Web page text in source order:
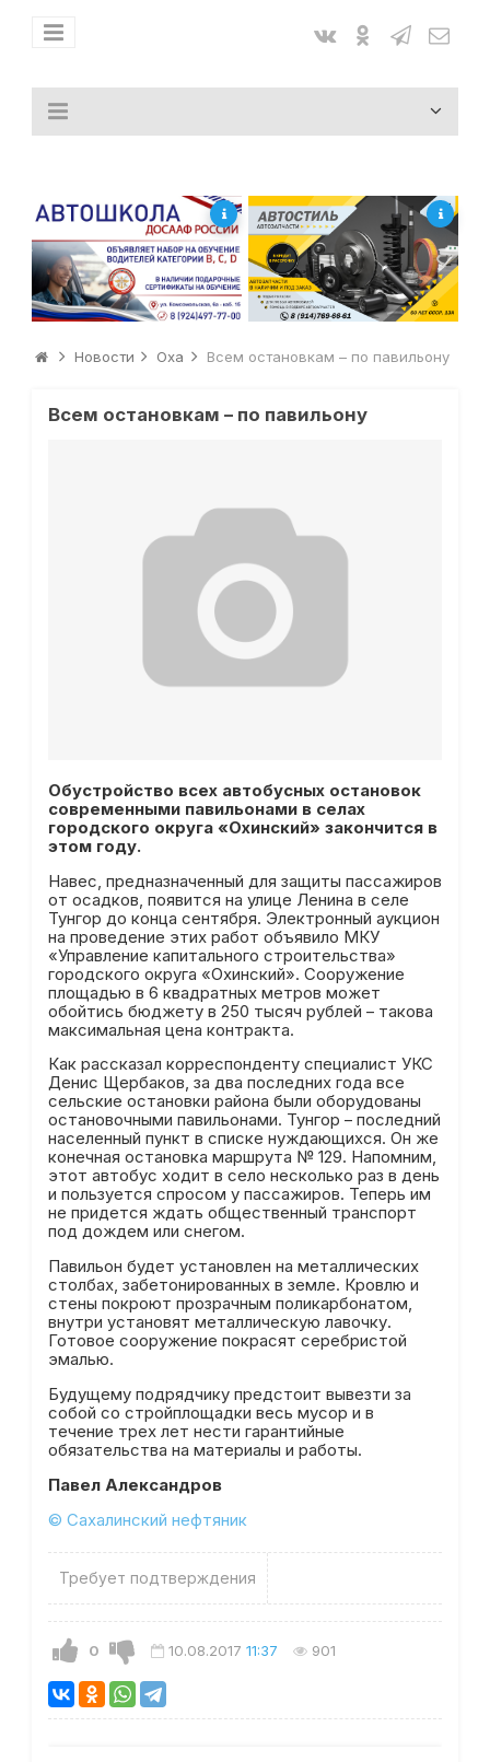
Новости Оха Всем остановкам – по павильону
Всем остановкам – по павильону
Обустройство всех автобусных остановок
современными павильонами в селах
городского округа «Охинский» закончится в
этом году.
Навес, предназначенный для защиты пассажиров
от осадков, появится на улице Ленина в селе
Тунгор до конца сентября. Электронный аукцион
на проведение этих работ объявило МКУ
«Управление капитального строительства»
городского округа «Охинский». Сооружение
площадью в 6 квадратных метров может
обойтись бюджету в 250 тысяч рублей – такова
максимальная цена контракта.
Как рассказал корреспонденту специалист УКС
Денис Щербаков, за два последних года все
сельские остановки района были оборудованы
остановочными павильонами. Тунгор – последний
населенный пункт в списке нуждающихся. Он же
конечная остановка маршрута № 129. Напомним,
этот автобус ходит в село несколько раз в день
и пользуется спросом у пассажиров. Теперь им
не придется ждать общественный транспорт
под дождем или снегом.
Павильон будет установлен на металлических
столбах, забетонированных в земле. Кровлю и
стены покроют прозрачным поликарбонатом,
внутри установят металлическую лавочку.
Готовое сооружение покрасят серебристой
эмалью.
Будущему подрядчику предстоит вывезти за
собой со стройплощадки весь мусор и в
течение трех лет нести гарантийные
обязательства на материалы и работы.
Павел Александров
© Сахалинский нефтяник
Требует подтверждения
0 10.08.2017 11:37 901